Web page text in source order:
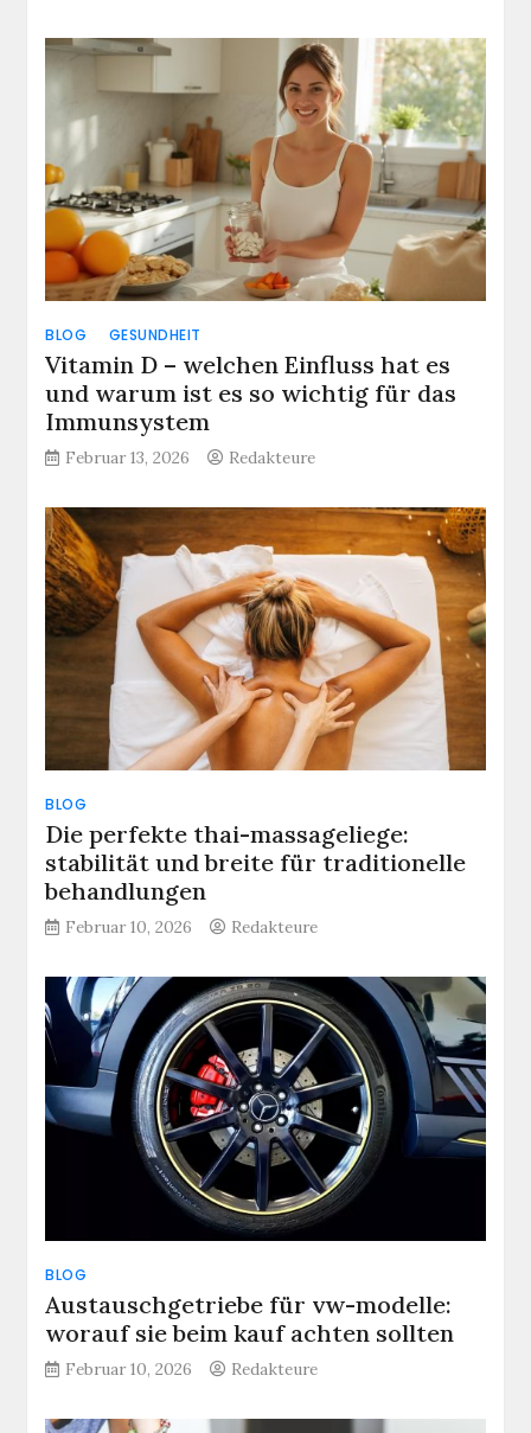
BLOG GESUNDHEIT
Vitamin D – welchen Einfluss hat es
und warum ist es so wichtig für das
Immunsystem
Februar 13, 2026 Redakteure
BLOG
Die perfekte thai-massageliege:
stabilität und breite für traditionelle
behandlungen
Februar 10, 2026 Redakteure
BLOG
Austauschgetriebe für vw-modelle:
worauf sie beim kauf achten sollten
Februar 10, 2026 Redakteure